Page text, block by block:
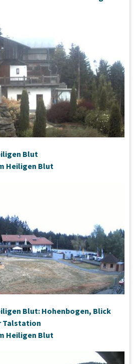
Blut
Heiligen Blut
Blut: Hohenbogen, Blick
Talstation
Heiligen Blut